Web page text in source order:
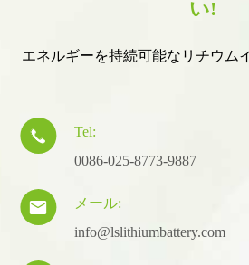
い!
エネルギーを持続可能なリチウム

Tel:
0086-025-8773-9887

メール:
info@lslithiumbattery.com